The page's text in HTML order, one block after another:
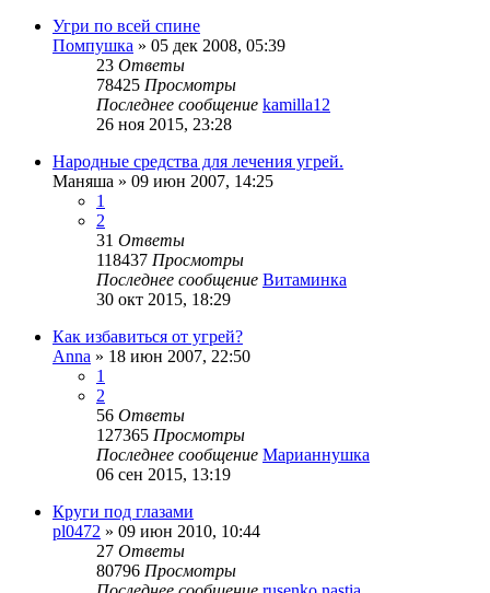
Угри по всей спине
Помпушка » 05 дек 2008, 05:39
23 Ответы
78425 Просмотры
Последнее сообщение kamilla12
26 ноя 2015, 23:28
Народные средства для лечения угрей.
Маняша » 09 июн 2007, 14:25
1
2
31 Ответы
118437 Просмотры
Последнее сообщение Витаминка
30 окт 2015, 18:29
Как избавиться от угрей?
Anna » 18 июн 2007, 22:50
1
2
56 Ответы
127365 Просмотры
Последнее сообщение Марианнушка
06 сен 2015, 13:19
Круги под глазами
pl0472 » 09 июн 2010, 10:44
27 Ответы
80796 Просмотры